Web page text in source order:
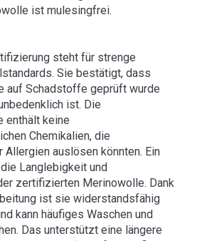
ist mulesingfrei.
steht für strenge
Sie bestätigt, dass
auf Schadstoffe geprüft wurde
ist. Die
enthält keine
Chemikalien, die
Allergien auslösen könnten. Ein
Langlebigkeit und
zertifizierten Merinowolle. Dank
ist sie widerstandsfähig
kann häufiges Waschen und
Das unterstützt eine längere